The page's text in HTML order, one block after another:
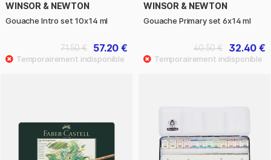
WINSOR & NEWTON
Gouache Intro set 10x14 ml
57.20 €
71.50 €
WINSOR & NEWTON
Gouache Primary set 6x14 ml
32.40 €
40.50 €